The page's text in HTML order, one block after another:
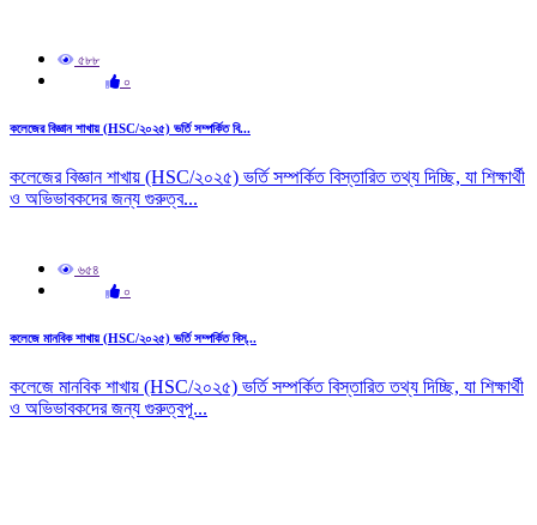
৫৮৮
০
কলেজের বিজ্ঞান শাখায় (HSC/২০২৫) ভর্তি সম্পর্কিত বি...
কলেজের বিজ্ঞান শাখায় (HSC/২০২৫) ভর্তি সম্পর্কিত বিস্তারিত তথ্য দিচ্ছি, যা শিক্ষার্থী
ও অভিভাবকদের জন্য গুরুত্ব...
৬৫৪
০
কলেজে মানবিক শাখায় (HSC/২০২৫) ভর্তি সম্পর্কিত বিস্...
কলেজে মানবিক শাখায় (HSC/২০২৫) ভর্তি সম্পর্কিত বিস্তারিত তথ্য দিচ্ছি, যা শিক্ষার্থী
ও অভিভাবকদের জন্য গুরুত্বপূ...